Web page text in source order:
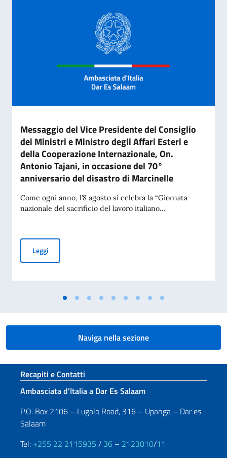
Messaggio del Vice Presidente del Consiglio
dei Ministri e Ministro degli Affari Esteri e
della Cooperazione Internazionale, On.
Antonio Tajani, in occasione del 70°
anniversario del disastro di Marcinelle
Come ogni anno, l’8 agosto si celebra la “Giornata
nazionale del sacrificio del lavoro italiano...
LeggiMessaggio del Vice Presidente del Consiglio dei Ministri e
Naviga nella sezione
Sezione footer
Recapiti e Contatti
Ambasciata d’Italia a Dar Es Salaam
P.O. Box 2106 – Lugalo Road, 316 – Upanga – Dar es
Salaam
Tel: +255 22 2115935 / 36 – 2123010/11